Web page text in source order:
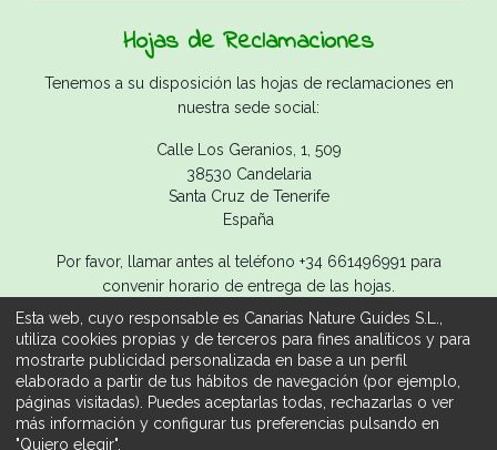
Hojas de Reclamaciones
Tenemos a su disposición las hojas de reclamaciones en
nuestra sede social:
Calle Los Geranios, 1, 509
38530 Candelaria
Santa Cruz de Tenerife
España
Por favor, llamar antes al teléfono +34 661496991 para
convenir horario de entrega de las hojas.
Copyright © Canarias Nature Guides S.L.
Aviso legal/Condiciones de Reserva /Política de
Privacidad /Política de Cookies ESPAÑOL
Esta web, cuyo responsable es Canarias Nature Guides S.L.,
utiliza cookies propias y de terceros para fines analíticos y para
mostrarte publicidad personalizada en base a un perfil
elaborado a partir de tus hábitos de navegación (por ejemplo,
páginas visitadas). Puedes aceptarlas todas, rechazarlas o ver
más información y configurar tus preferencias pulsando en
"Quiero elegir".